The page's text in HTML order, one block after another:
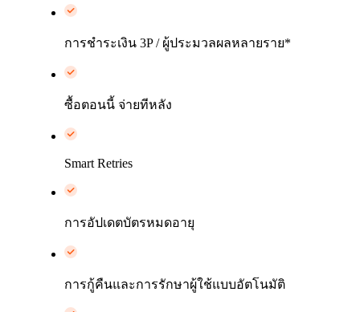
การชำระเงิน 3P / ผู้ประมวลผลหลายราย*
ซื้อตอนนี้ จ่ายทีหลัง
Smart Retries
การอัปเดตบัตรหมดอายุ
การกู้คืนและการรักษาผู้ใช้แบบอัตโนมัติ